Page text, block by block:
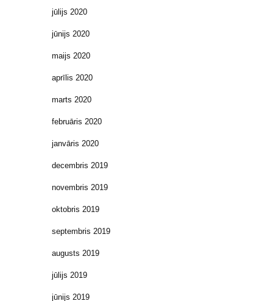
jūlijs 2020
jūnijs 2020
maijs 2020
aprīlis 2020
marts 2020
februāris 2020
janvāris 2020
decembris 2019
novembris 2019
oktobris 2019
septembris 2019
augusts 2019
jūlijs 2019
jūnijs 2019